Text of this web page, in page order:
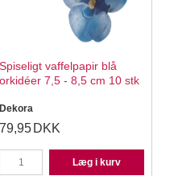
Spiseligt vaffelpapir blå
orkidéer 7,5 - 8,5 cm 10 stk
Dekora
79,95 DKK
Læg i kurv